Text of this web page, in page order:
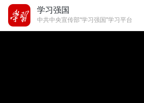
学习强国
中共中央宣传部“学习强国”学习平台